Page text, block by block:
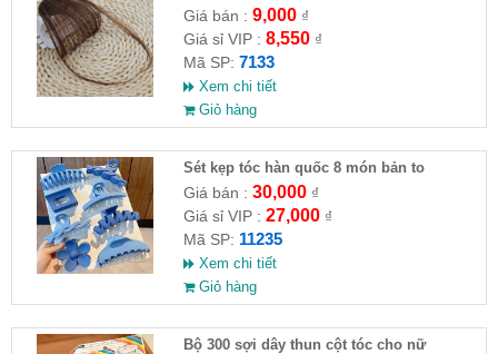
Giá bán : 9,000₫
Giá sỉ VIP : 8,550₫
Mã SP: 7133
Xem chi tiết
Giỏ hàng
Sét kẹp tóc hàn quốc 8 món bản to
Giá bán : 30,000₫
Giá sỉ VIP : 27,000₫
Mã SP: 11235
Xem chi tiết
Giỏ hàng
Bộ 300 sợi dây thun cột tóc cho nữ